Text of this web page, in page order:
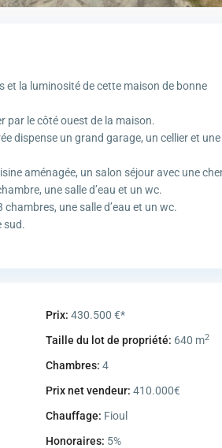
et la luminosité de cette maison de bonne
par le côté ouest de la maison.
dispense un grand garage, un cellier et une
aménagée, un salon séjour avec une
une salle d’eau et un wc.
une salle d’eau et un wc.
sud.
Prix: 430.500 €*
Taille du lot de propriété: 640 m2
Chambres: 4
Prix net vendeur: 410.000€
Chauffage: Fioul
Honoraires: 5%